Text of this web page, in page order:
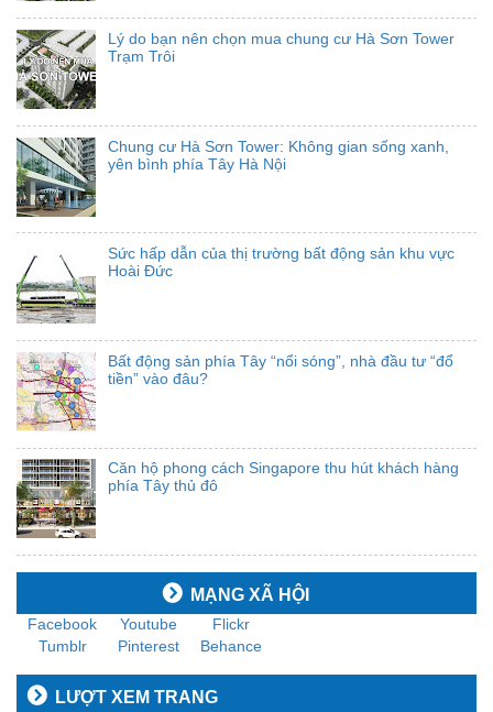
Lý do bạn nên chọn mua chung cư Hà Sơn Tower
Trạm Trôi
Chung cư Hà Sơn Tower: Không gian sống xanh,
yên bình phía Tây Hà Nội
Sức hấp dẫn của thị trường bất động sản khu vực
Hoài Đức
Bất động sản phía Tây “nổi sóng”, nhà đầu tư “đổ
tiền” vào đâu?
Căn hộ phong cách Singapore thu hút khách hàng
phía Tây thủ đô
MẠNG XÃ HỘI
Facebook Youtube
Flickr
Tumblr
Pinterest Behance
LƯỢT XEM TRANG